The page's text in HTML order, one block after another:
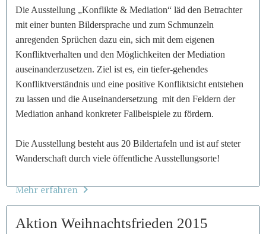
Die Ausstellung „Konflikte & Mediation“ läd den Betrachter
mit einer bunten Bildersprache und zum Schmunzeln
anregenden Sprüchen dazu ein, sich mit dem eigenen
Konfliktverhalten und den Möglichkeiten der Mediation
auseinanderzusetzen. Ziel ist es, ein tiefer-gehendes
Konfliktverständnis und eine positive Konfliktsicht entstehen
zu lassen und die Auseinandersetzung mit den Feldern der
Mediation anhand konkreter Fallbeispiele zu fördern.
Die Ausstellung besteht aus 20 Bildertafeln und ist auf steter
Wanderschaft durch viele öffentliche Ausstellungsorte!
Mehr erfahren
Aktion Weihnachtsfrieden 2015